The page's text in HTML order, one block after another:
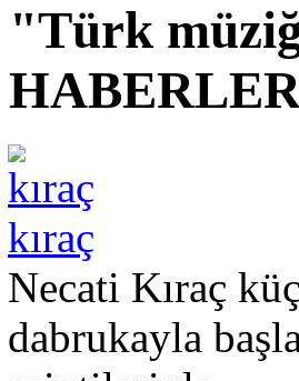
"Türk
kıraç
Necati Kıraç
dabrukayla